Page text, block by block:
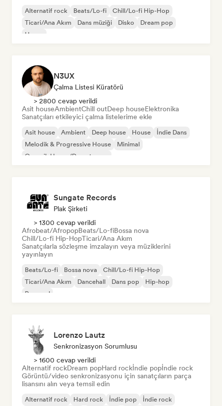
Alternatif rock Beats/Lo-fi
Chill/Lo-fi Hip-Hop
Ticari/Ana Akım
Dans müziği Disko
Dream pop
House
N3UX
Çalma Listesi Küratörü
> 2800 cevap verildi
Asit houseAmbientChill outDeep houseElektronika
Sanatçıları etkileyici çalma listelerime ekle
Asit house Ambient Deep house House
İndie Dans
Melodik & Progressive House
Minimal
Organik House/Downtempo
Sungate Records
Plak Şirketi
> 1300 cevap verildi
Afrobeat/AfropopBeats/Lo-fiBossa nova
Chill/Lo-fi Hip-HopTicari/Ana Akım
Sanatçılarla sözleşme imzalayın veya müziklerini
yayınlayın
Beats/Lo-fi Bossa nova
Chill/Lo-fi Hip-Hop
Ticari/Ana Akım
Dancehall Dans pop
Hip-hop
Pop soul
Lorenzo Lautz
Senkronizasyon Sorumlusu
> 1600 cevap verildi
Alternatif rockDream popHard rockİndie popİndie rock
Görüntü/video senkronizasyonu için sanatçıların parça
lisansını alın veya temsil edin
Alternatif rock Hard rock İndie pop
İndie rock